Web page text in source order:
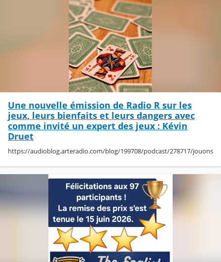
Une nouvelle émission de Radio R sur les
jeux, leurs bienfaits et leurs dangers avec
comme invité un expert des jeux : Kévin
Druet
https://audioblog.arteradio.com/blog/199708/podcast/278717/jouons